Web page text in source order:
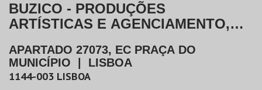
BUZICO - PRODUÇÕES
ARTÍSTICAS E AGENCIAMENTO,
APARTADO 27073, EC PRAÇA DO
MUNICÍPIO
LISBOA
1144-003 LISBOA